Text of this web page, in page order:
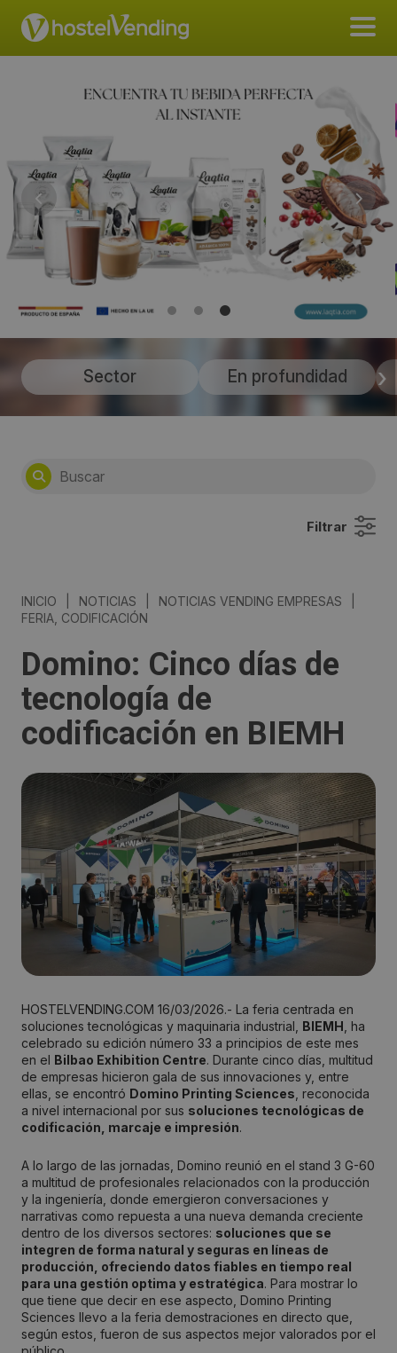
Sector En profundidad
Filtrar
INICIO NOTICIAS NOTICIAS VENDING EMPRESAS
FERIA, CODIFICACIÓN
Domino: Cinco días de
tecnología de
codificación en BIEMH
HOSTELVENDING.COM 16/03/2026.- La feria centrada en
soluciones tecnológicas y maquinaria industrial, BIEMH , ha
celebrado su edición número 33 a principios de este mes
en el Bilbao Exhibition Centre. Durante cinco días, multitud
de empresas hicieron gala de sus innovaciones y, entre
ellas, se encontró Domino Printing Sciences , reconocida
a nivel internacional por sus soluciones tecnológicas de
codificación, marcaje e impresión.
A lo largo de las jornadas, Domino reunió en el stand 3 G-60
a multitud de profesionales relacionados con la producción
y la ingeniería, donde emergieron conversaciones y
narrativas como repuesta a una nueva demanda creciente
dentro de los diversos sectores: soluciones que se
integren de forma natural y seguras en líneas de
producción, ofreciendo datos fiables en tiempo real
para una gestión optima y estratégica. Para mostrar lo
que tiene que decir en ese aspecto, Domino Printing
Sciences llevo a la feria demostraciones en directo que,
según estos, fueron de sus aspectos mejor valorados por el